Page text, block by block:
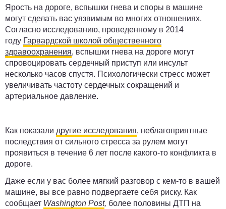
Ярость на дороге, вспышки гнева и споры в машине
могут сделать вас уязвимым во многих отношениях.
Согласно исследованию, проведенному в 2014
году Гарвардской школой общественного
здравоохранения, вспышки гнева на дороге могут
спровоцировать сердечный приступ или инсульт
несколько часов спустя. Психологически стресс может
увеличивать частоту сердечных сокращений и
артериальное давление.
Как показали другие исследования, неблагоприятные
последствия от сильного стресса за рулем могут
проявиться в течение 6 лет после какого-то конфликта в
дороге.
Даже если у вас более мягкий разговор с кем-то в вашей
машине, вы все равно подвергаете себя риску. Как
сообщает Washington Post, более половины ДТП на